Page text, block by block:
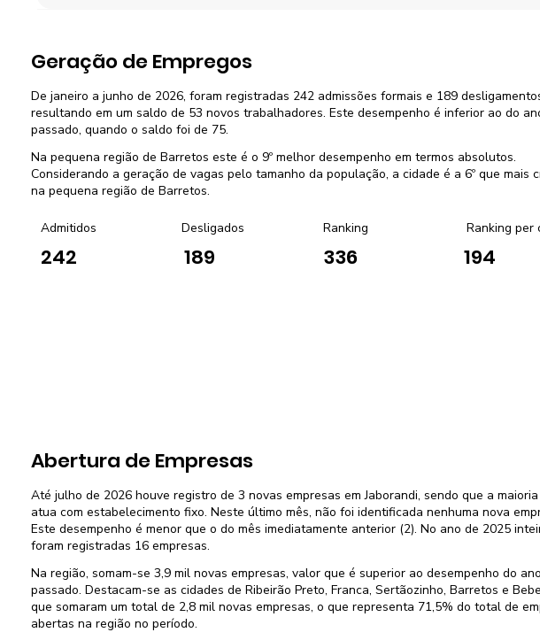
Geração de Empregos
De janeiro a junho de 2026, foram registradas 242 admissões formais e 189
resultando em um saldo de 53 novos trabalhadores. Este desempenho é inferior ao do
passado, quando o saldo foi de 75.
Na pequena região de Barretos este é o 9º melhor desempenho em termos absolutos.
Considerando a geração de vagas pelo tamanho da população, a cidade é a 6º que mais
na pequena região de Barretos.
Admitidos
242
Desligados
189
Ranking
336
Ranking per
194
Abertura de Empresas
Até julho de 2026 houve registro de 3 novas empresas em Jaborandi, sendo que a
atua com estabelecimento fixo. Neste último mês, não foi identificada nenhuma nova
Este desempenho é menor que o do mês imediatamente anterior (2). No ano de 2025
foram registradas 16 empresas.
Na região, somam-se 3,9 mil novas empresas, valor que é superior ao desempenho do ano
passado. Destacam-se as cidades de Ribeirão Preto, Franca, Sertãozinho, Barretos e
que somaram um total de 2,8 mil novas empresas, o que representa 71,5% do total de
abertas na região no período.